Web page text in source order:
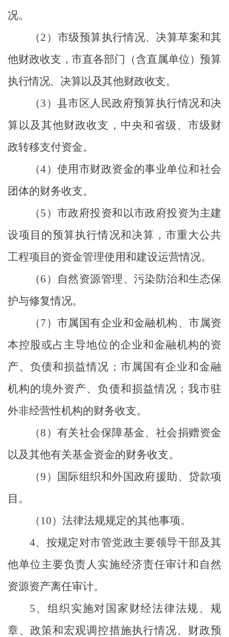
况。
（2 ）市级预算执行情况、决算草案和其
他财政收支，市直各部门（含直属单位）预算
执行情况、决算以及其他财政收支。
（3 ）县市区人民政府预算执行情况和决
算以及其他财政收支，中央和省级、市级财
政转移支付资金。
（4）使用市财政资金的事业单位和社会
团体的财务收支。
（5 ）市政府投资和以市政府投资为主建
设项目的预算执行情况和决算，市重大公共
工程项目的资金管理使用和建设运营情况。
（6 ）自然资源管理、污染防治和生态保
护与修复情况。
（7 ）市属国有企业和金融机构、市属资
本控股或占主导地位的企业和金融机构的资
产、负债和损益情况；市属国有企业和金融
机构的境外资产、负债和损益情况 ；我市驻
外非经营性机构的财务收支。
（8 ）有关社会保障基金、社会捐赠资金
以及其他有关基金资金的财务收支。
（9 ）国际组织和外国政府援助、贷款项
目。
（ 10）法律法规规定的其他事项。
4、按规定对市管党政主要领导干部及其
他单位主要负责人实施经济责任审计和自然
资源资产离任审计。
5、组织实施对国家财经法律法规、规
章、政策和宏观调控措施执行情况、财政预